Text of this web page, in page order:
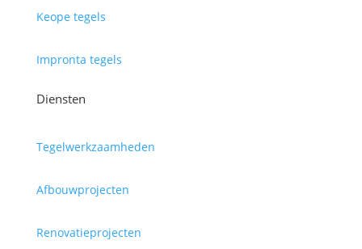
Keope tegels
Impronta tegels
Diensten
Tegelwerkzaamheden
Afbouwprojecten
Renovatieprojecten